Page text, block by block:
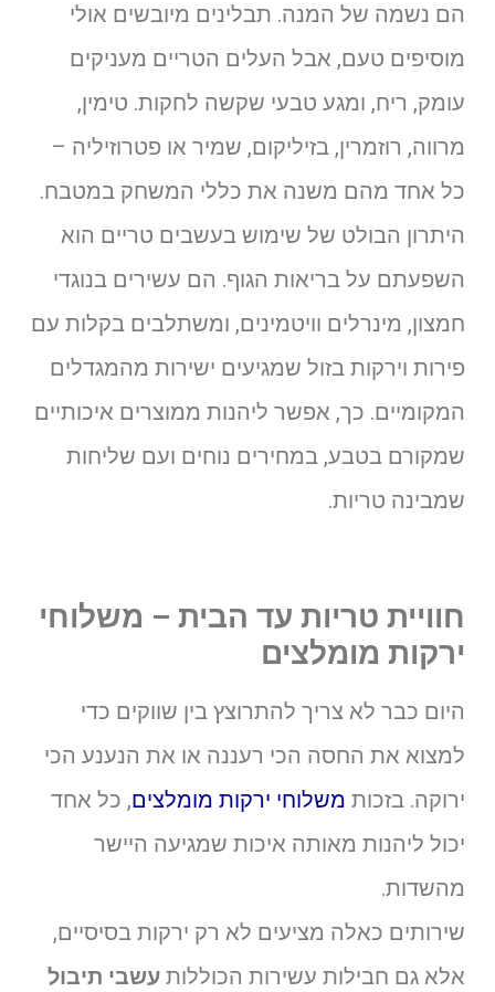
הם נשמה של המנה. תבלינים מיובשים אולי
מוסיפים טעם, אבל העלים הטריים מעניקים
עומק, ריח, ומגע טבעי שקשה לחקות. טימין,
מרווה, רוזמרין, בזיליקום, שמיר או פטרוזיליה –
כל אחד מהם משנה את כללי המשחק במטבח.
היתרון הבולט של שימוש בעשבים טריים הוא
השפעתם על בריאות הגוף. הם עשירים בנוגדי
חמצון, מינרלים וויטמינים, ומשתלבים בקלות עם
פירות וירקות בזול שמגיעים ישירות מהמגדלים
המקומיים. כך, אפשר ליהנות ממוצרים איכותיים
שמקורם בטבע, במחירים נוחים ועם שליחות
שמבינה טריות.
חוויית טריות עד הבית – משלוחי
ירקות מומלצים
היום כבר לא צריך להתרוצץ בין שווקים כדי
למצוא את החסה הכי רעננה או את הנענע הכי
ירוקה. בזכות משלוחי ירקות מומלצים, כל אחד
יכול ליהנות מאותה איכות שמגיעה היישר
מהשדות.
שירותים כאלה מציעים לא רק ירקות בסיסיים,
אלא גם חבילות עשירות הכוללות עשבי תיבול